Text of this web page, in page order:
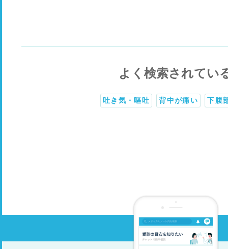
よく検索されてい
吐き気・嘔吐 背中が痛い 下腹